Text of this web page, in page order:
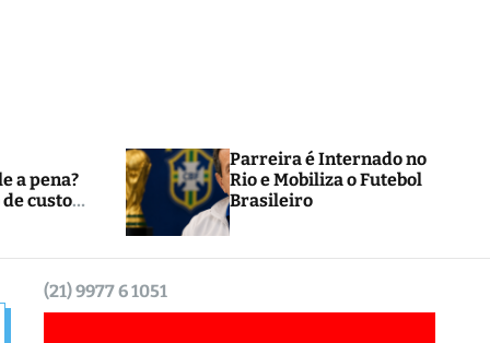
a pena?
custos
Parreira é Internado no
Rio e Mobiliza o Futebol
Brasileiro
(21) 9977 6 1051